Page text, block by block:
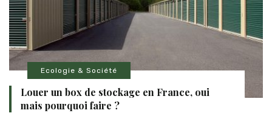
Ecologie & Société
Louer un box de stockage en France, oui
mais pourquoi faire ?